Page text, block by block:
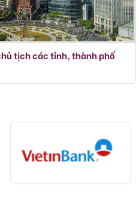
tịch các tỉnh, thành phố